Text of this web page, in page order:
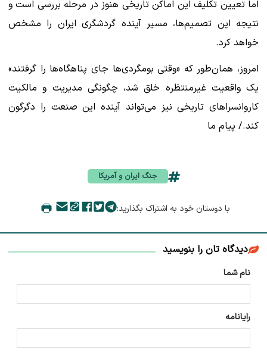
اما تعیین تکلیف این اماکن تاریخی هنوز در مرحله بررسی است و
نتیجه این تصمیم‌ها، مسیر آینده گردشگری ایران را مشخص
خواهد کرد.
امروز، همان‌طور که «وقتی بومگردی‌ها جای پناهگاه‌ها را گرفتند»
یک واقعیت غیرمنتظره خلق شد، چگونگی مدیریت و مالکیت
کاروانسراهای تاریخی نیز می‌تواند آینده این صنعت را دگرگون
کند./ پیام ما
جنگ ایران و آمریکا
با دوستان خود به اشتراک بگذارید:
دیدگاه تان را بنویسید
نام شما
رایانامه